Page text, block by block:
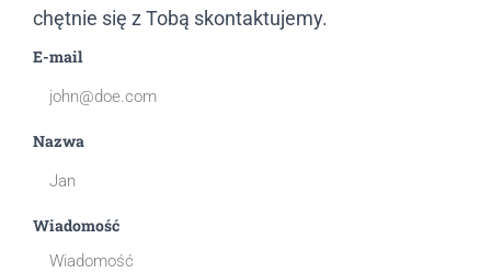
chętnie się z Tobą skontaktujemy.
E-mail
Nazwa
Wiadomość